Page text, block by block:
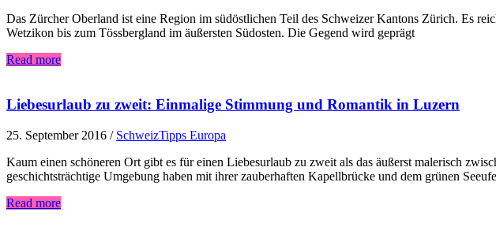
Das Zürcher Oberland ist eine Region im südöstlichen Teil des Schweizer Kantons Zürich. Es
Wetzikon bis zum Tössbergland im äußersten Südosten. Die Gegend wird geprägt
Read more
Liebesurlaub zu zweit: Einmalige Stimmung und Romantik in Luzern
25. September 2016 / SchweizTipps Europa
Kaum einen schöneren Ort gibt es für einen Liebesurlaub zu zweit als das äußerst malerisch
geschichtsträchtige Umgebung haben mit ihrer zauberhaften Kapellbrücke und dem grünen
Read more